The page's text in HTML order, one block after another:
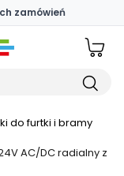
zamówień
do furtki i bramy
AC/DC radialny z